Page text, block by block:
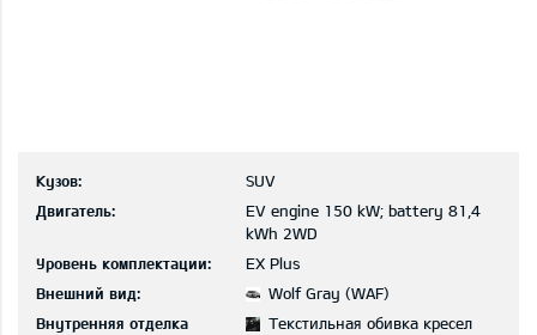
Кузов:
SUV
Двигатель:
EV engine 150 kW; battery 81,4
kWh 2WD
Уровень комплектации:
EX Plus
Внешний вид:
Wolf Gray (WAF)
Внутренняя отделка
Текстильная обивка кресел